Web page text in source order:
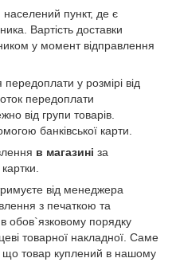
населений пункт, де є
Вартість доставки
у момент відправлення
у розмірі від
передоплати
від групи товарів.
банківської карти.
в магазині за
від менеджера
з печаткою та
обов`язковому порядку
товарної накладної. Саме
що товар куплений в нашому